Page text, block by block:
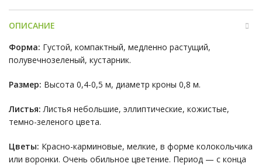
ОПИСАНИЕ
Форма: Густой, компактный, медленно растущий,
полувечнозеленый, кустарник.
Размер: Высота 0,4-0,5 м, диаметр кроны 0,8 м.
Листья:Листья небольшие, эллиптические, кожистые,
темно-зеленого цвета.
Цветы: Красно-карминовые, мелкие, в форме колокольчика
или воронки. Очень обильное цветение. Период — с конца